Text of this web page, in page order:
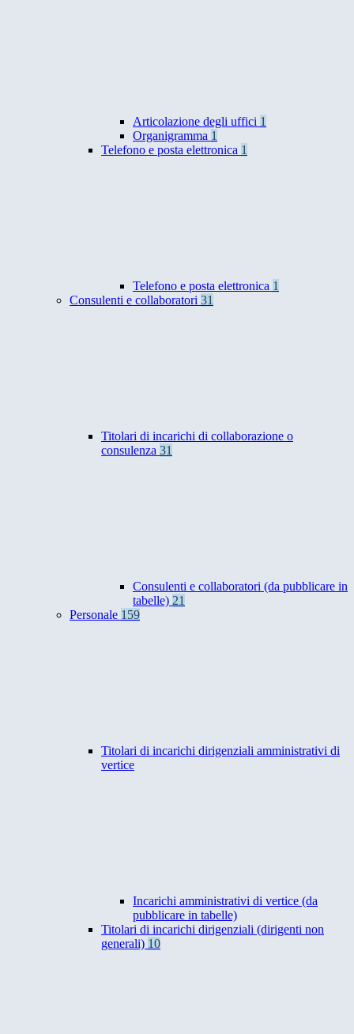
Articolazione degli uffici 1
Organigramma 1
Telefono e posta elettronica 1
Telefono e posta elettronica 1
Consulenti e collaboratori 31
Titolari di incarichi di collaborazione o
consulenza 31
Consulenti e collaboratori (da pubblicare in
tabelle) 21
Personale 159
Titolari di incarichi dirigenziali amministrativi di
vertice
Incarichi amministrativi di vertice (da
pubblicare in tabelle)
Titolari di incarichi dirigenziali (dirigenti non
generali) 10